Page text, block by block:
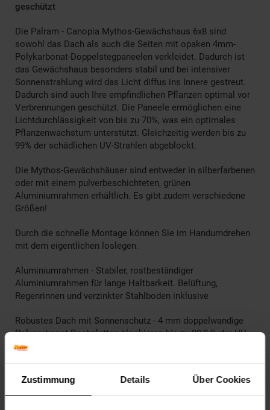
Zustimmung Details Über Cookies
geschützt
Die Palram - Canopia Mythos-Gewächshaus 6x8 sind
sowohl das Dach als auch die Seiten mit opaken 4mm-
Polykarbonat-Doppelstegpaneelen verkleidet. Dadurch ist
das Gewächshaus besonders stabil und bei intensiver
Sonnenstrahlung wird das Licht diffus ins Innere gestreut.
Dadurch sind auch Ihre empfindlichen Pflanzen optimal vor
Verbrennungen geschützt. Die Paneele ermöglichen eine
Lichtdurchlässigkeit von bis zu 70%, was ein optimales
Pflanzenwachstum unterstützt. Gleichzeitig werden bis zu
99% der schädlichen UV-Strahlen abgeblockt.
Die Mythos-Gewächshäuser sind entweder in silberfarbenen
oder mit einem pulverbeschichteten, grünen
Aluminiumrahmen erhältlich. Es gibt zudem verschiedene
Größen!
Durch die schnelle Montage können Sie im Handumdrehen
mit dem eigentlichen loslegen.
Aluminiumrahmen - Stabiler, rostbeständiger
Aluminiumrahmen für lange Haltbarkeit. Belüftung,
Regenrinnen und verzinkter Stahlboden inklusive
Robustes Dach mit Sonnenschutz - 4 mm doppelwandige
Polycarbonat-Dachplatten blockieren bis zu 99,9 % der UV-
Strahlen und des diffusen Sonnenlichts, wodurch die Gefahr
Doppelwandiges Polycarbonat hält die Wärme ideal zurück,